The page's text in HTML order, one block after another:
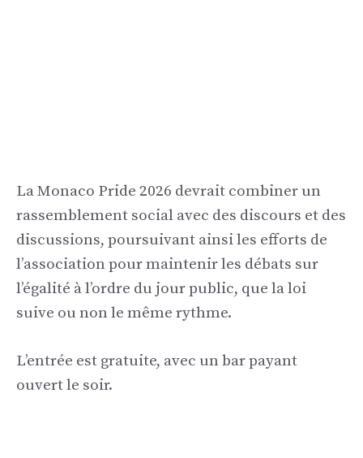
La Monaco Pride 2026 devrait combiner un
rassemblement social avec des discours et des
discussions, poursuivant ainsi les efforts de
l’association pour maintenir les débats sur
l’égalité à l’ordre du jour public, que la loi
suive ou non le même rythme.
L’entrée est gratuite, avec un bar payant
ouvert le soir.